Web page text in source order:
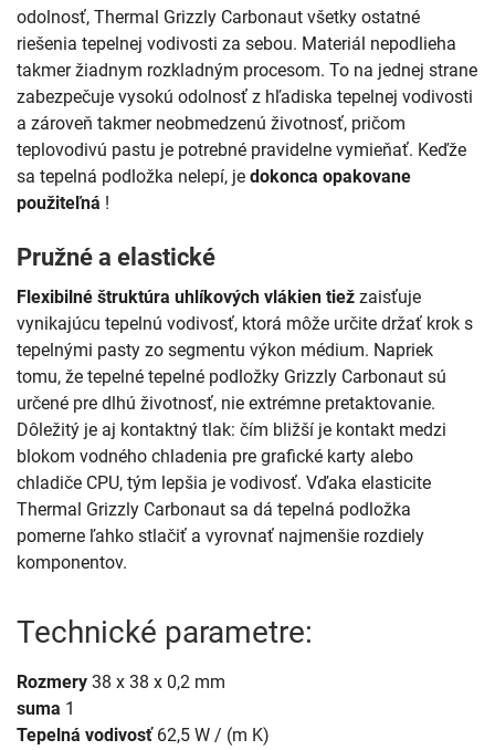
odolnosť, Thermal Grizzly Carbonaut všetky ostatné
riešenia tepelnej vodivosti za sebou. Materiál nepodlieha
takmer žiadnym rozkladným procesom. To na jednej strane
zabezpečuje vysokú odolnosť z hľadiska tepelnej vodivosti
a zároveň takmer neobmedzenú životnosť, pričom
teplovodivú pastu je potrebné pravidelne vymieňať. Keďže
sa tepelná podložka nelepí, je dokonca opakovane
použiteľná !
Pružné a elastické
Flexibilné štruktúra uhlíkových vlákien tiež zaisťuje
vynikajúcu tepelnú vodivosť, ktorá môže určite držať krok s
tepelnými pasty zo segmentu výkon médium. Napriek
tomu, že tepelné tepelné podložky Grizzly Carbonaut sú
určené pre dlhú životnosť, nie extrémne pretaktovanie.
Dôležitý je aj kontaktný tlak: čím bližší je kontakt medzi
blokom vodného chladenia pre grafické karty alebo
chladiče CPU, tým lepšia je vodivosť. Vďaka elasticite
Thermal Grizzly Carbonaut sa dá tepelná podložka
pomerne ľahko stlačiť a vyrovnať najmenšie rozdiely
komponentov.
Technické parametre:
Rozmery 38 x 38 x 0,2 mm
suma 1
Tepelná vodivosť62,5 W / (m K)